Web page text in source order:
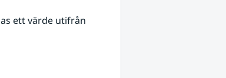
ett värde utifrån